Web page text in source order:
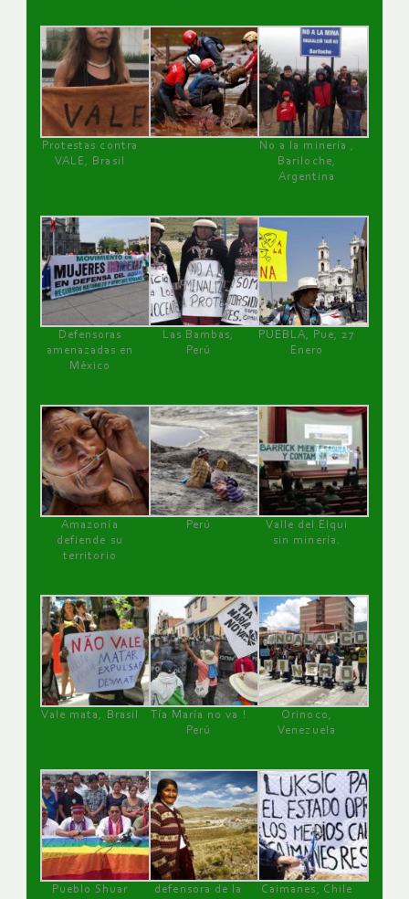
Protestas contra
VALE, Brasil
No a la minería ,
Bariloche,
Argentina
Defensoras
amenazadas en
México
Las Bambas,
Perú
PUEBLA, Pue, 27
Enero
Amazonía
defiende su
territorio
Perú
Valle del Elqui
sin minería.
Vale mata, Brasil
Tía María no va !
Perú
Orinoco,
Venezuela
Pueblo Shuar
defensora de la
Caimanes, Chile